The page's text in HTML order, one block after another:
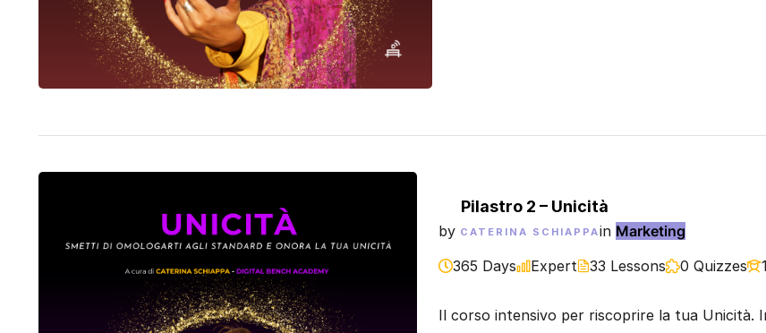
Pilastro 2 – Unicità
by CATERINA SCHIAPPAin Marketing
365 Days
Expert 33 Lessons 0 Quizzes
Il corso intensivo per riscoprire la tua Unicità.